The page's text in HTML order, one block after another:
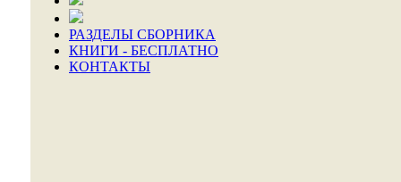
РАЗДЕЛЫ СБОРНИКА
КНИГИ - БЕСПЛАТНО
КОНТАКТЫ